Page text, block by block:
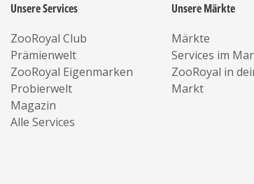
Unsere Services
ZooRoyal Club
Prämienwelt
ZooRoyal Eigenmarken
Probierwelt
Magazin
Alle Services
Unsere Märkte
Märkte
Services im
ZooRoyal in
Markt